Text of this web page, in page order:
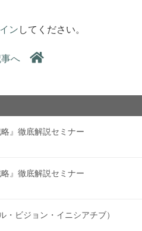
ン してください。
へ
』徹底解説セミナー
』徹底解説セミナー
ビジョン・イニシアチブ）